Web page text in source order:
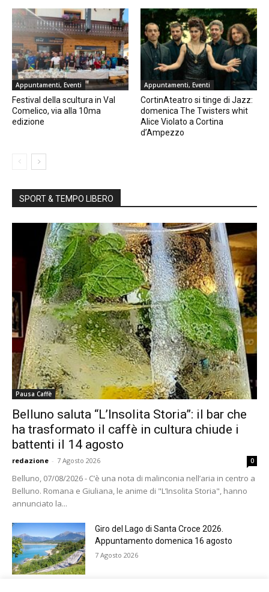
Appuntamenti, Eventi
Festival della scultura in Val
Comelico, via alla 10ma
edizione
Appuntamenti, Eventi
CortinAteatro si tinge di Jazz:
domenica The Twisters whit
Alice Violato a Cortina
d’Ampezzo
SPORT & TEMPO LIBERO
Pausa Caffè
Belluno saluta “L’Insolita Storia”: il bar che
ha trasformato il caffè in cultura chiude i
battenti il 14 agosto
redazione - 7 Agosto 2026 0
Belluno, 07/08/2026 - C’è una nota di malinconia nell’aria in centro a
Belluno. Romana e Giuliana, le anime di "L’Insolita Storia", hanno
annunciato la...
Giro del Lago di Santa Croce 2026.
Appuntamento domenica 16 agosto
7 Agosto 2026